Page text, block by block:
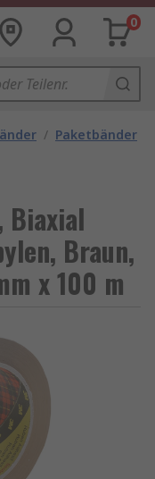
0
/ Paketbänder
Biaxial
Braun,
x 100 m